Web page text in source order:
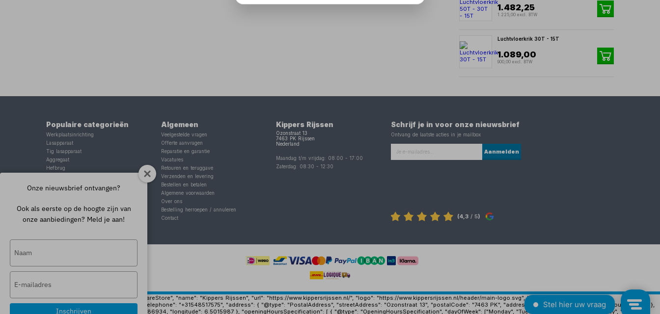
1.482,25
1.225,00 excl. BTW
Luchtvloerkrik 30T - 15T
1.089,00
900,00 excl. BTW
Populaire categorieën
Werkplaatsinrichting
Lasapparaat
Tig lasapparaat
Aggregaat
Hefbrug
Schaarlift
Algemeen
Veelgestelde vragen
Offerte aanvragen
Reparatie en garantie
Vacatures
Retouren en teruggave
Verzenden en levering
Bestellen en betalen
Algemene voorwaarden
Over ons
Bestelling herroepen / annuleren
Contact
Kippers Rijssen
Ozonstraat 13
7463 PK
Rijssen
Nederland
Maandag t/m vrijdag: 08:00 -17:00
Zaterdag: 08:30 -12:30
Schrijf je in voor onze nieuwsbrief
Ontvang de laatste acties in je mailbox
Aanmelden
(4,3 / 5)
{ "@context": "https://schema.org", "@type": "HardwareStore", "name": "Kippers Rijssen", "url": "https://www.kippersrijssen.nl/", "logo": "https://www.kippersrijssen.nl/header/main-logo.svg", "image":
"https://www.kippersrijssen.nl/img/pand-groot.jpg", "telephone": "+31548517575", "address": { "@type": "PostalAddress", "streetAddress": "Ozonstraat 13", "postalCode": "7463 PK", "addressLocality": "Rijssen", "addressCountry": "NL" },
"geo": { "@type": "GeoCoordinates", "latitude": 52.3186934, "longitude": 6.5015987 }, "openingHoursSpecification": [ { "@type": "OpeningHoursSpecification", "dayOfWeek": ["Monday", "Tuesday", "Wednesday", "Thursday", "Friday"],
Onze nieuwsbrief ontvangen?
Ook als eerste op de hoogte zijn van
onze aanbiedingen? Meld je aan!
naam
e-
mailadres
Inschrijven